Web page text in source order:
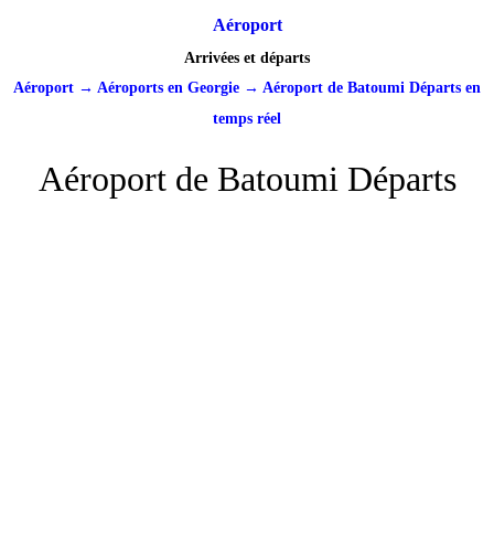
Aéroport
Arrivées et départs
Aéroport → Aéroports en Georgie → Aéroport de Batoumi Départs en
temps réel
Aéroport de Batoumi Départs